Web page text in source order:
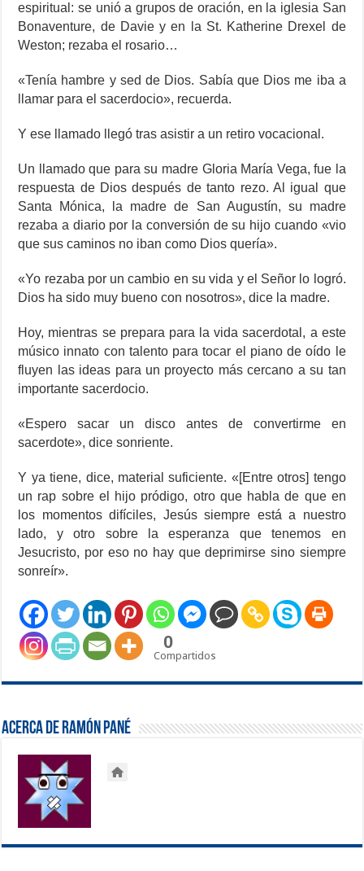
espiritual: se unió a grupos de oración, en la iglesia San
Bonaventure, de Davie y en la St. Katherine Drexel de
Weston; rezaba el rosario…
«Tenía hambre y sed de Dios. Sabía que Dios me iba a
llamar para el sacerdocio», recuerda.
Y ese llamado llegó tras asistir a un retiro vocacional.
Un llamado que para su madre Gloria María Vega, fue la
respuesta de Dios después de tanto rezo. Al igual que
Santa Mónica, la madre de San Augustín, su madre
rezaba a diario por la conversión de su hijo cuando «vio
que sus caminos no iban como Dios quería».
«Yo rezaba por un cambio en su vida y el Señor lo logró.
Dios ha sido muy bueno con nosotros», dice la madre.
Hoy, mientras se prepara para la vida sacerdotal, a este
músico innato con talento para tocar el piano de oído le
fluyen las ideas para un proyecto más cercano a su tan
importante sacerdocio.
«Espero sacar un disco antes de convertirme en
sacerdote», dice sonriente.
Y ya tiene, dice, material suficiente. «[Entre otros] tengo
un rap sobre el hijo pródigo, otro que habla de que en
los momentos difíciles, Jesús siempre está a nuestro
lado, y otro sobre la esperanza que tenemos en
Jesucristo, por eso no hay que deprimirse sino siempre
sonreír».
0
Compartidos
Acerca de Ramón Pané